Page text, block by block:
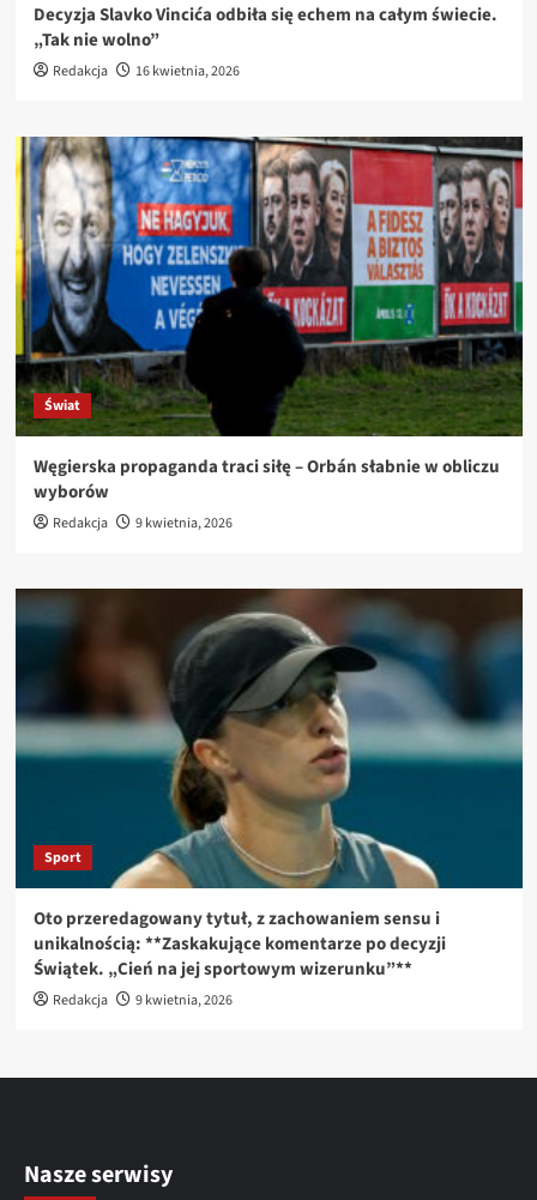
Decyzja Slavko Vincića odbiła się echem na całym świecie.
„Tak nie wolno”
Redakcja 16 kwietnia, 2026
Świat
Węgierska propaganda traci siłę – Orbán słabnie w obliczu
wyborów
Redakcja 9 kwietnia, 2026
Sport
Oto przeredagowany tytuł, z zachowaniem sensu i
unikalnością: **Zaskakujące komentarze po decyzji
Świątek. „Cień na jej sportowym wizerunku”**
Redakcja 9 kwietnia, 2026
Nasze serwisy